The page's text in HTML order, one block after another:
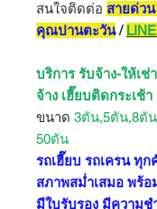
สนใจติดต่อ สายด่วน
คุณปานตะวัน/
บริการ รับจ้าง-ให้เช่
จ้าง เฮี๊ยบติดกระเช้า
ขนาด 3ตัน,5ตัน,8ตัน
50ตัน
รถเฮี๊ยบ รถเครน ทุ
สภาพสม่ำเสมอ พร้
มีใบรับรอง มีความ